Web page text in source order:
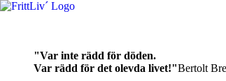
"Var inte rädd för döden.
Var rädd för det olevda livet!"Bertolt